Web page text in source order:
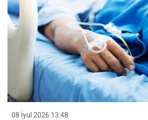
08 İyul 2026 13:48